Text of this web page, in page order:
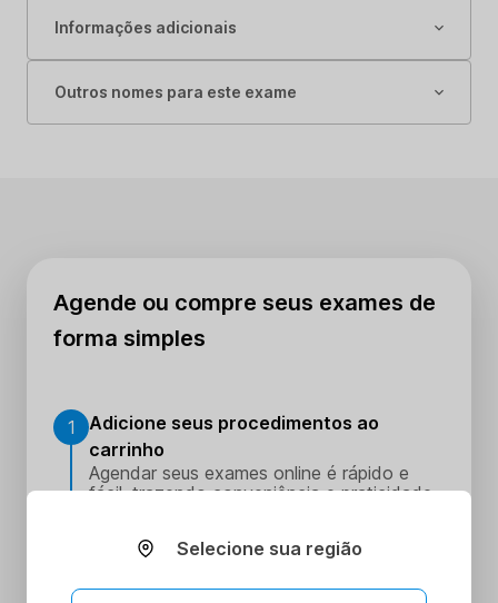
Informações adicionais
Outros nomes para este exame
Agende ou compre seus exames de
forma simples
1
Adicione seus procedimentos ao
carrinho
Agendar seus exames online é rápido e
fácil, trazendo conveniência e praticidade
Escolha o melhor dia e horário
Escolha o dia e hora que melhor se
Selecione sua região